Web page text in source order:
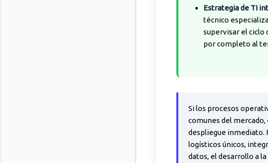
Estrategia de TI
técnico
supervisar el ciclo
por completo al
Si los procesos
comunes del
despliegue inmediato.
logísticos únicos,
datos, el desarrollo a